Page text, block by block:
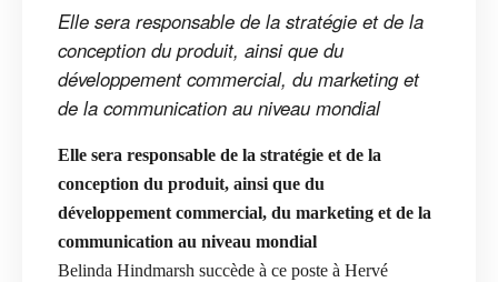
Elle sera responsable de la stratégie et de la
conception du produit, ainsi que du
développement commercial, du marketing et
de la communication au niveau mondial
Elle sera responsable de la stratégie et de la
conception du produit, ainsi que du
développement commercial, du marketing et de la
communication au niveau mondial
Belinda Hindmarsh succède à ce poste à Hervé